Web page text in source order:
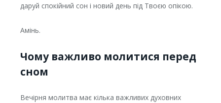
даруй спокійний сон і новий день під Твоєю опікою.
Амінь.
Чому важливо молитися перед
сном
Вечірня молитва має кілька важливих духовних